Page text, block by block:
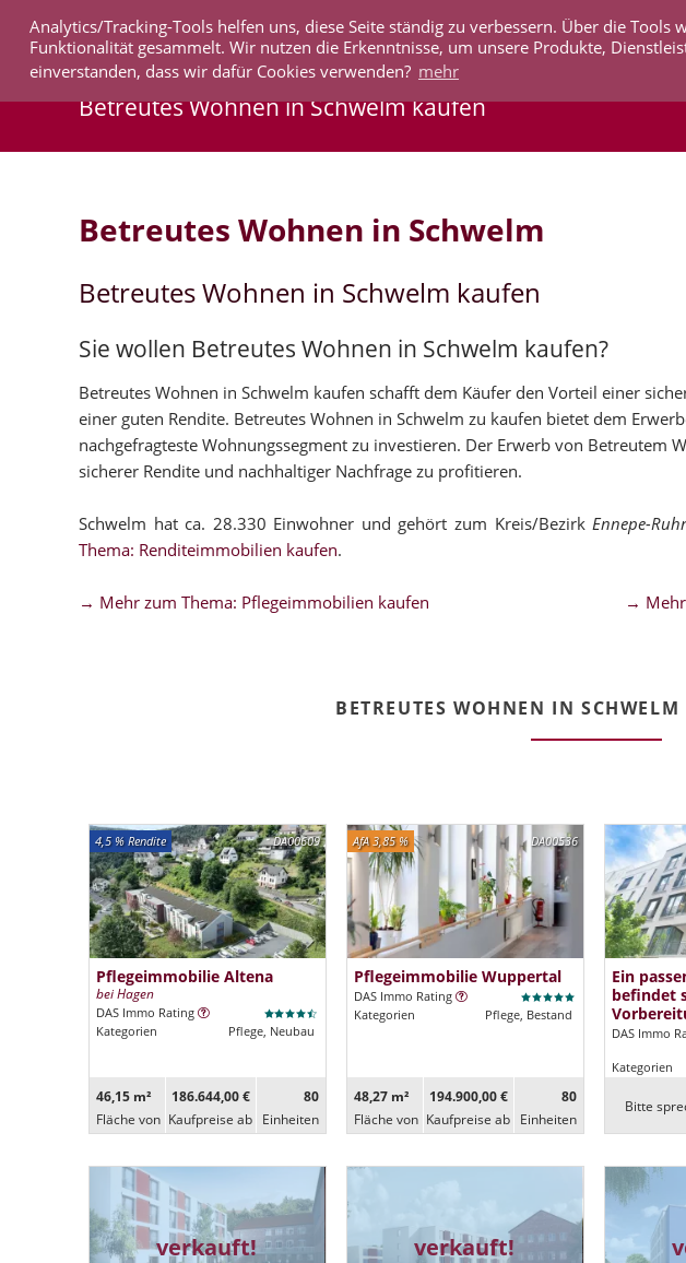
Analytics/Tracking-Tools helfen uns, diese Seite ständig zu verbessern. Über die
Funktionalität gesammelt. Wir nutzen die Erkenntnisse, um unsere Produkte,
einverstanden, dass wir dafür Cookies verwenden? mehr
IMMOBILIEN AKTUELLES
Betreutes Wohnen in Schwelm kaufen
Betreutes Wohnen in Schwelm
Betreutes Wohnen in Schwelm kaufen
Sie wollen Betreutes Wohnen in Schwelm kaufen?
Betreutes Wohnen in Schwelm kaufen schafft dem Käufer den Vorteil einer
einer guten Rendite. Betreutes Wohnen in Schwelm zu kaufen bietet dem
nachgefragteste Wohnungssegment zu investieren. Der Erwerb von Betreutem
sicherer Rendite und nachhaltiger Nachfrage zu profitieren.
Schwelm hat ca. 28.330 Einwohner und gehört zum Kreis/BezirkEnnepe-
Thema: Renditeimmobilien kaufen.
→ Mehr zum Thema: Pflegeimmobilien kaufen
→ Mehr
BETREUTES WOHNEN IN
DA00609
4,5 % Rendite
Pflegeimmobilie Altena
bei Hagen
DAS Immo Rating
Kategorien
Pflege, Neubau
46,15 m²
Fläche von
186.644,00 €
Kaufpreise ab
80
Ein­heiten
DA00536
AfA 3,85 %
Pflegeimmobilie Wuppertal
DAS Immo Rating
Kategorien
Pflege, Bestand
48,27 m²
Fläche von
194.900,00 €
Kaufpreise ab
80
Ein­heiten
Ein
befindet
DAS Immo
Kategorien
Bitte
verkauft! verkauft!